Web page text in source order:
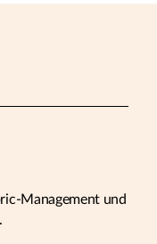
Management und